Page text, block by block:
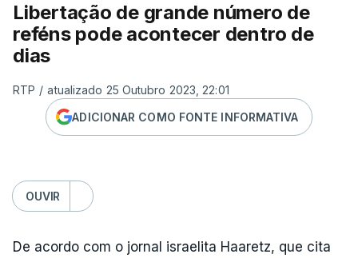
Libertação de grande número de
reféns pode acontecer dentro de
dias
RTP / atualizado 25 Outubro 2023, 22:01
ADICIONAR COMO FONTE INFORMATIVA
OUVIR
De acordo com o jornal israelita Haaretz, que cita